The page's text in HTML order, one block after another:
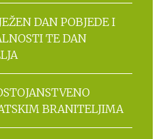
DAN POBJEDE I
TE DAN
BRANITELJIMA